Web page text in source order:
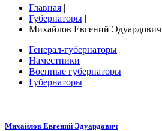
Главная |
Губернаторы |
Михайлов Евгений Эдуардович
Генерал-губернаторы
Наместники
Военные губернаторы
Губернаторы
Михайлов Евгений Эдуардович